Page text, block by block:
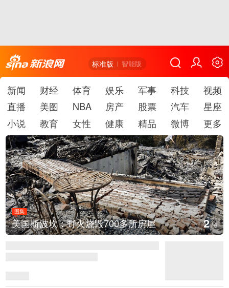
标准版 智能版
新闻 财经 体育 娱乐 军事 科技
视频
直播
美图 NBA 房产 股票 汽车
星座
小说
教育 女性 健康 精品 微博 更多
图集
美国斯波坎：野火烧毁700多所房屋 2/6